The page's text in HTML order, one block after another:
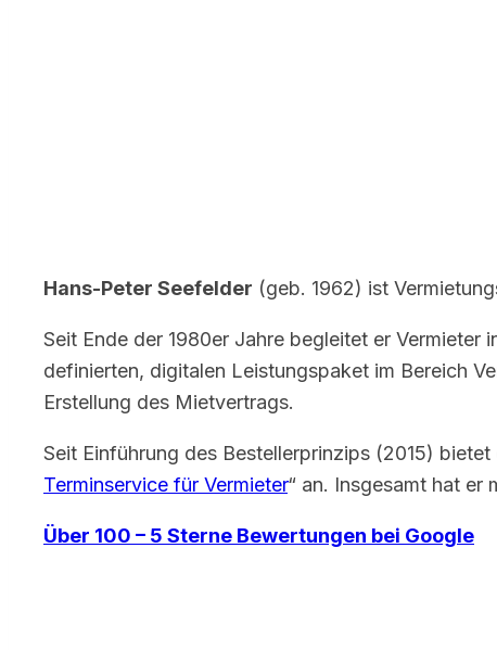
Hans-Peter Seefelder (geb. 1962) ist
Seit Ende der 1980er Jahre begleitet er
definierten, digitalen Leistungspaket im Bereich
Erstellung des Mietvertrags.
Seit Einführung des Bestellerprinzips (2015) bietet
Terminservice für Vermieter“ an. Insgesamt hat er
Über 100 – 5 Sterne Bewertungen bei Google